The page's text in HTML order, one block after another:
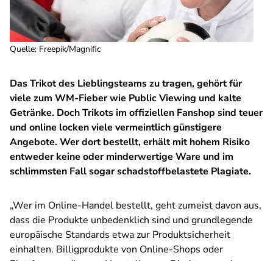
Quelle: Freepik/Magnific
Das Trikot des Lieblingsteams zu tragen, gehört für
viele zum WM-Fieber wie Public Viewing und kalte
Getränke. Doch Trikots im offiziellen Fanshop sind teuer
und online locken viele vermeintlich günstigere
Angebote. Wer dort bestellt, erhält mit hohem Risiko
entweder keine oder minderwertige Ware und im
schlimmsten Fall sogar schadstoffbelastete Plagiate.
„Wer im Online-Handel bestellt, geht zumeist davon aus,
dass die Produkte unbedenklich sind und grundlegende
europäische Standards etwa zur Produktsicherheit
einhalten. Billigprodukte von Online-Shops oder